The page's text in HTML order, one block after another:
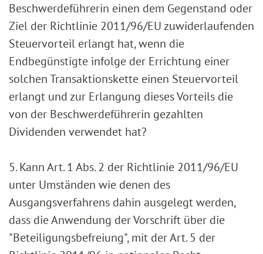
Beschwerdeführerin einen dem Gegenstand oder
Ziel der Richtlinie 2011/96/EU zuwiderlaufenden
Steuervorteil erlangt hat, wenn die
Endbegünstigte infolge der Errichtung einer
solchen Transaktionskette einen Steuervorteil
erlangt und zur Erlangung dieses Vorteils die
von der Beschwerdeführerin gezahlten
Dividenden verwendet hat?
5. Kann Art. 1 Abs. 2 der Richtlinie 2011/96/EU
unter Umständen wie denen des
Ausgangsverfahrens dahin ausgelegt werden,
dass die Anwendung der Vorschrift über die
"Beteiligungsbefreiung", mit der Art. 5 der